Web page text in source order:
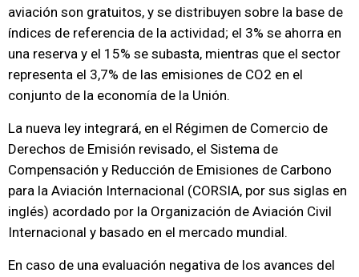
aviación son gratuitos, y se distribuyen sobre la base de
índices de referencia de la actividad; el 3% se ahorra en
una reserva y el 15% se subasta, mientras que el sector
representa el 3,7% de las emisiones de CO2 en el
conjunto de la economía de la Unión.
La nueva ley integrará, en el Régimen de Comercio de
Derechos de Emisión revisado, el Sistema de
Compensación y Reducción de Emisiones de Carbono
para la Aviación Internacional (CORSIA, por sus siglas en
inglés) acordado por la Organización de Aviación Civil
Internacional y basado en el mercado mundial.
En caso de una evaluación negativa de los avances del